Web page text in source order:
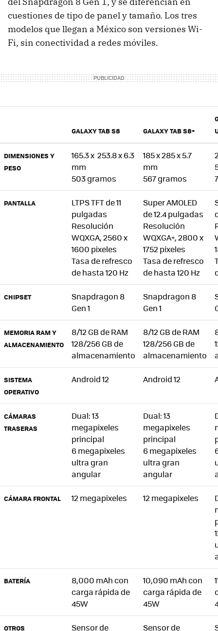
cuestiones de tipo de panel y tamaño. Los tres
modelos que llegan a México son versiones Wi-
Fi, sin conectividad a redes móviles.
GALAXY TAB S8 GALAXY TAB S8+
DIMENSIONES Y
PESO
165.3 x 253.8 x 6.3
mm
503 gramos
185 x 285 x 5.7
mm
567 gramos
PANTALLA
LTPS TFT de 11
pulgadas
Resolución
WQXGA, 2560 x
1600 pixeles
Tasa de refresco
de hasta 120 Hz
Super AMOLED
de 12.4 pulgadas
Resolución
WQXGA+, 2800 x
1752 pixeles
Tasa de refresco
de hasta 120 Hz
CHIPSET
Snapdragon 8
Gen 1
Snapdragon 8
Gen 1
MEMORIA RAM Y
ALMACENAMIENTO
8/12 GB de RAM
128/256 GB de
almacenamiento
8/12 GB de RAM
128/256 GB de
almacenamiento
SISTEMA
OPERATIVO
Android 12 Android 12
CÁMARAS
TRASERAS
Dual: 13
megapixeles
principal
6 megapixeles
ultra gran
angular
Dual: 13
megapixeles
principal
6 megapixeles
ultra gran
angular
CÁMARA FRONTAL 12 megapixeles 12 megapixeles
BATERÍA
8,000 mAh con
carga rápida de
45W
10,090 mAh con
carga rápida de
45W
OTROS Sensor de Sensor de